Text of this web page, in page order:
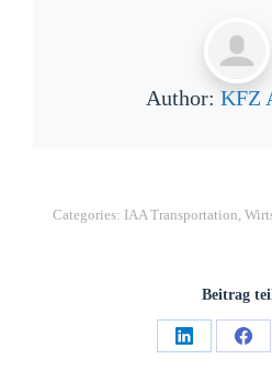
Author: KFZ
Categories: IAA Transportation
Beitrag